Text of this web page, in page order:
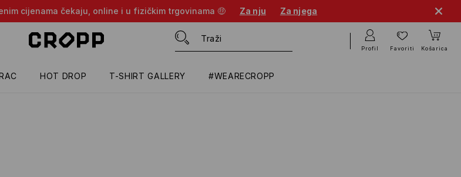
cijenama čekaju, online i u fizičkim trgovinama 🤑 Za nju Za njega
HOT DROP T-SHIRT GALLERY #WEARECROPP
Profil Favoriti Košarica